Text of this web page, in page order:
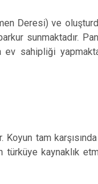
Deresi) ve
sunmaktadır.
sahipliği
tam karşısında
türküye kaynaklık